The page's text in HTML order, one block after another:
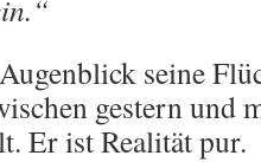
seine
gestern und
Er ist Realität pur.